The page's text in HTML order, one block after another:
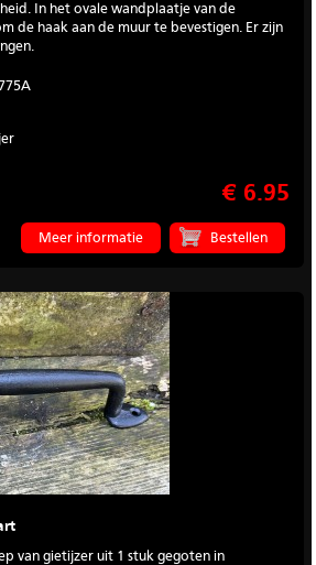
In het ovale wandplaatje van de
de haak aan de muur te bevestigen. Er zijn
€ 6.95
Meer informatie
van gietijzer uit 1 stuk gegoten in